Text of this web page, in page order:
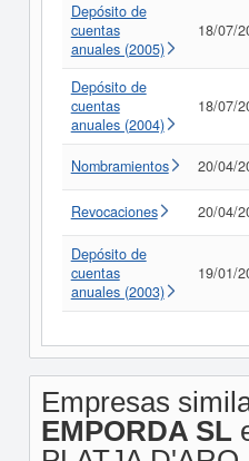
Depósito de
cuentas
anuales (2005)
18/07/
Depósito de
cuentas
anuales (2004)
18/07/
Nombramientos 20/04/
Revocaciones 20/04/
Depósito de
cuentas
anuales (2003)
19/01/
Empresas
EMPORDA SL